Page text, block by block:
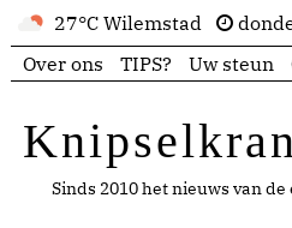
27°C Wilemstad
Over ons
TIPS? Uw steun
Sinds 2010 het nieuws van